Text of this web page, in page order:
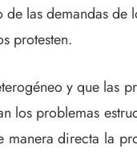
de las demandas
protesten.
y que las
los problemas
manera directa la